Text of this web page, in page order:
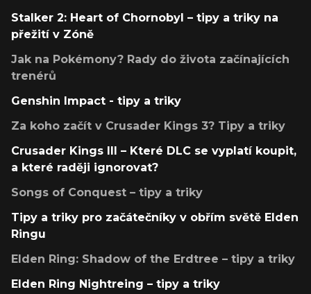
Stalker 2: Heart of Chornobyl – tipy a triky na
přežití v Zóně
Jak na Pokémony? Rady do života začínajících
trenérů
Genshin Impact - tipy a triky
Za koho začít v Crusader Kings 3? Tipy a triky
Crusader Kings III – Které DLC se vyplatí koupit,
a které raději ignorovat?
Songs of Conquest – tipy a triky
Tipy a triky pro začátečníky v obřím světě Elden
Ringu
Elden Ring: Shadow of the Erdtree – tipy a triky
Elden Ring Nightreing – tipy a triky